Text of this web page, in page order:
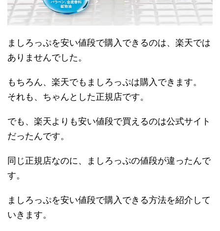
ましろっぷを安い値段で購入できるのは、楽天では
ありませんでした。
もちろん、楽天でもましろっぷは購入できます。
それも、ちゃんとした正規店です。
でも、楽天よりも安い値段で買えるのは公式サイト
だったんです。
同じ正規店なのに、ましろっぷの値段が違ったんで
す。
ましろっぷを安い値段で購入できる方法を紹介して
いきます。